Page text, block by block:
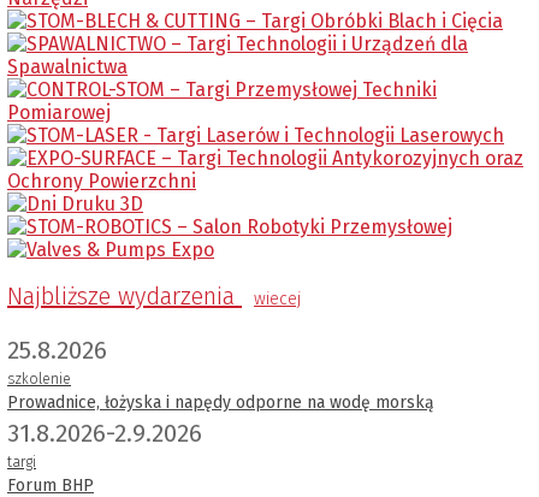
Najbliższe wydarzenia wiecej
25.8.2026
szkolenie
Prowadnice, łożyska i napędy odporne na wodę morską
31.8.2026-2.9.2026
targi
Forum BHP